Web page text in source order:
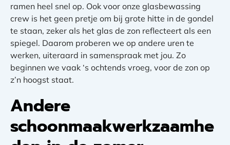
ramen heel snel op. Ook voor onze glasbewassing
crew is het geen pretje om bij grote hitte in de gondel
te staan, zeker als het glas de zon reflecteert als een
spiegel. Daarom proberen we op andere uren te
werken, uiteraard in samenspraak met jou. Zo
beginnen we vaak ‘s ochtends vroeg, voor de zon op
z’n hoogst staat.
Andere
schoonmaakwerkzaamhe